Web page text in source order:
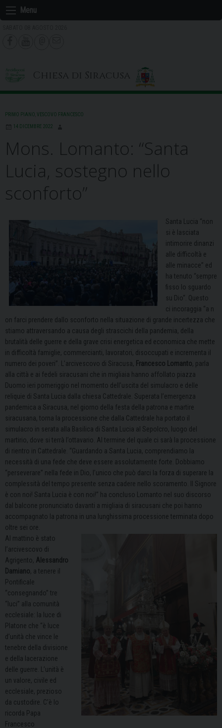
Skip
to
Menu
Chiesa di Siracusa
PRIMO PIANO VESCOVO FRANCESCO
14 DICEMBRE 2022
Mons. Lomanto: “Santa
Lucia, sostegno nello
sconforto”
Santa Lucia “non
si è lasciata
intimorire dinanzi
alle difficoltà e
alle minacce” ed
ha tenuto “sempre
fisso lo sguardo
su Dio“. Questo
ci incoraggia “a n
on farci prendere dallo sconforto nella situazione di grande incertezza che
stiamo attraversando a causa degli strascichi della pandemia, della
brutalità delle guerre e della grave crisi energetica ed economica che mette
in difficoltà famiglie, commercianti, lavoratori, disoccupati e incrementa il
numero dei poveri”. L’arcivescovo di Siracusa, Francesco Lomanto, parla
alla città e ai fedeli siracusani che in migliaia hanno affollato piazza
Duomo ieri pomeriggio nel momento dell’uscita del simulacro e delle
reliquie di Santa Lucia dalla chiesa Cattedrale. Superata l’emergenza
pandemica a Siracusa, nel giorno della festa della patrona e martire
siracusana, torna la processione che dalla Cattedrale ha portato il
simulacro in serata alla Basilica di Santa Lucia al Sepolcro, luogo del
martirio, dove si terrà l’ottavario. Al termine del quale ci sarà la processione
di rientro in Cattedrale. “Guardando a Santa Lucia, comprendiamo la
necessità di una fede che deve essere assolutamente forte. Dobbiamo
“perseverare” nella fede in Dio, l’unico che può darci la forza di superare la
complessità del tempo presente senza cadere nello scoramento. Il Signore
è con noi! Santa Lucia è con noi!” ha concluso Lomanto nel suo discorso
dal balcone pronunciato davanti a migliaia di siracusani che poi hanno
accompagnato la patrona in una lunghissima processione terminata dopo
oltre sei ore.
Al mattino è stato
l’arcivescovo di
Agrigento, Alessandro
Damiano, a tenere il
Pontificale
“consegnando” tre
“luci” alla comunità
ecclesiale: la luce di
Platone che “è luce
d’unità che vince le
tenebre della divisione
e della lacerazione
delle guerre. L’unità è
un valore, civile ed
ecclesiale, prezioso
da custodire. C’è lo
ricorda Papa
Francesco